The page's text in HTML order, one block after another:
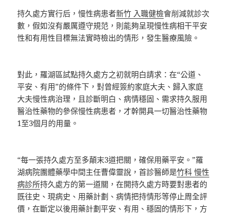
持久處方實行后，慢性病患者新竹 入職健檢會削減就診次
數，假如沒有嚴厲遵守規范，則能夠呈現慢性病相干平安
性和有用性目標無法實時檢出的情形，發生醫療風險。
對此，羅湖區試點持久處方之初就明白請求：在“公道、
平安、有用”的條件下，對曾經簽約家庭大夫、歸入家庭
大夫慢性病治理，且診斷明白、病情穩固、需求持久服用
醫治性藥物的參保慢性病患者，才幹開具一切醫治性藥物
1至3個月的用量。
“每一張持久處方至多顛末3道把關，確保用藥平安。”羅
湖病院團體藥學中間主任曹偉靈說，首診醫師是竹科 慢性
病診所持久處方的第一道關，在開持久處方時要對患者的
既往史、現病史、用藥計劃、病情把持情形等停止周全評
價，在斷定以後用藥計劃平安、有用、穩固的情形下，方